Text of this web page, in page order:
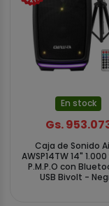
En stock
Gs.
Caja de Sonido
AWSP14TW 14"
P.M.P.O con
USB Bivolt -